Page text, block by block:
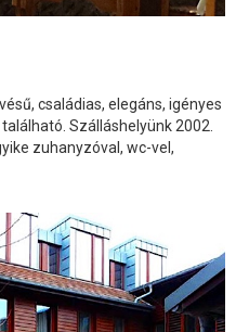
családias, elegáns, igényes
Szálláshelyünk 2002.
zuhanyzóval, wc-vel,